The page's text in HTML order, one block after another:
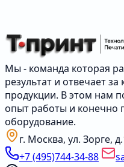
Мы - команда которая
результат и отвечает
продукции. В этом нам
опыт работы и конечно
оборудование.
г. Москва, ул. Зорге,
+7 (495)744-34-88